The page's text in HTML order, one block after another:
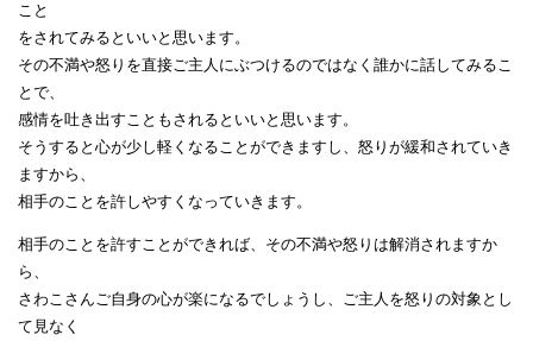
こと
をされてみるといいと思います。
その不満や怒りを直接ご主人にぶつけるのではなく誰かに話してみるこ
とで、
感情を吐き出すこともされるといいと思います。
そうすると心が少し軽くなることができますし、怒りが緩和されていき
ますから、
相手のことを許しやすくなっていきます。
相手のことを許すことができれば、その不満や怒りは解消されますか
ら、
さわこさんご自身の心が楽になるでしょうし、ご主人を怒りの対象とし
て見なく